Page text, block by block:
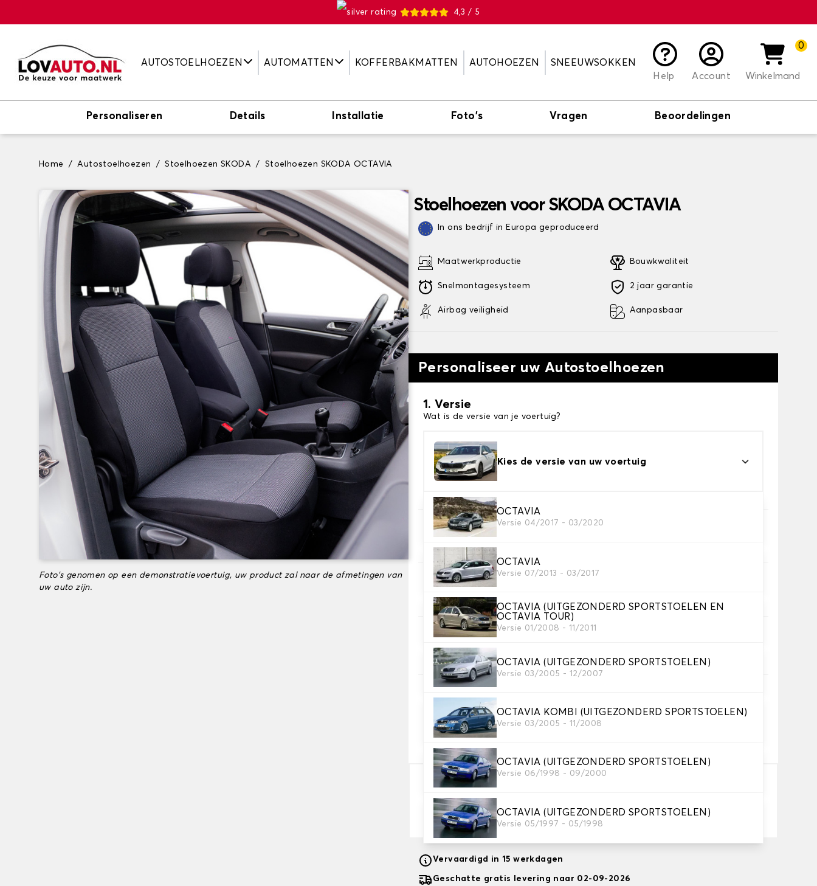
4,3 / 5
AUTOSTOELHOEZEN AUTOMATTEN KOFFERBAKMATTEN AUTOHOEZEN
SNEEUWSOKKEN
Help
Account
0
Winkelmand
Personaliseren Details Installatie Foto's Vragen Beoordelingen
Home Autostoelhoezen Stoelhoezen SKODA Stoelhoezen SKODA OCTAVIA
Foto's genomen op een demonstratievoertuig, uw product zal naar de afmetingen van
uw auto zijn.
Stoelhoezen voor SKODA OCTAVIA
In ons bedrijf in Europa geproduceerd
Maatwerkproductie
Snelmontagesysteem
Airbag veiligheid
Bouwkwaliteit
2 jaar garantie
Aanpasbaar
Personaliseer uw Autostoelhoezen
1. Versie
Wat is de versie van je voertuig?
Kies de versie van uw voertuig
OCTAVIA
Versie 04/2017 - 03/2020
OCTAVIA
Versie 07/2013 - 03/2017
OCTAVIA (UITGEZONDERD SPORTSTOELEN EN
OCTAVIA TOUR)
Versie 01/2008 - 11/2011
OCTAVIA (UITGEZONDERD SPORTSTOELEN)
Versie 03/2005 - 12/2007
OCTAVIA KOMBI (UITGEZONDERD SPORTSTOELEN)
Versie 03/2005 - 11/2008
OCTAVIA (UITGEZONDERD SPORTSTOELEN)
Versie 06/1998 - 09/2000
OCTAVIA (UITGEZONDERD SPORTSTOELEN)
Versie 05/1997 - 05/1998
2. Set hoezen
3. Materiaal
Kies het materiaal voor je hoezen.
4. Kleur
Kies de kleur van je stoelhoezen.
voeg een persoonlijk tintje toe met een tekst en/off een icoontje
Tekst en logo toevoegen
-25% € 151,24
Vervaardigd in 15 werkdagen
Geschatte gratis levering naar 02-09-2026